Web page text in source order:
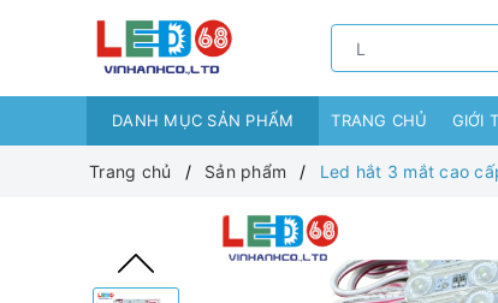
DANH MỤC SẢN PHẨM TRANG CHỦ GIỚI
Trang chủ Sản phẩm Led hắt 3 mắt cao